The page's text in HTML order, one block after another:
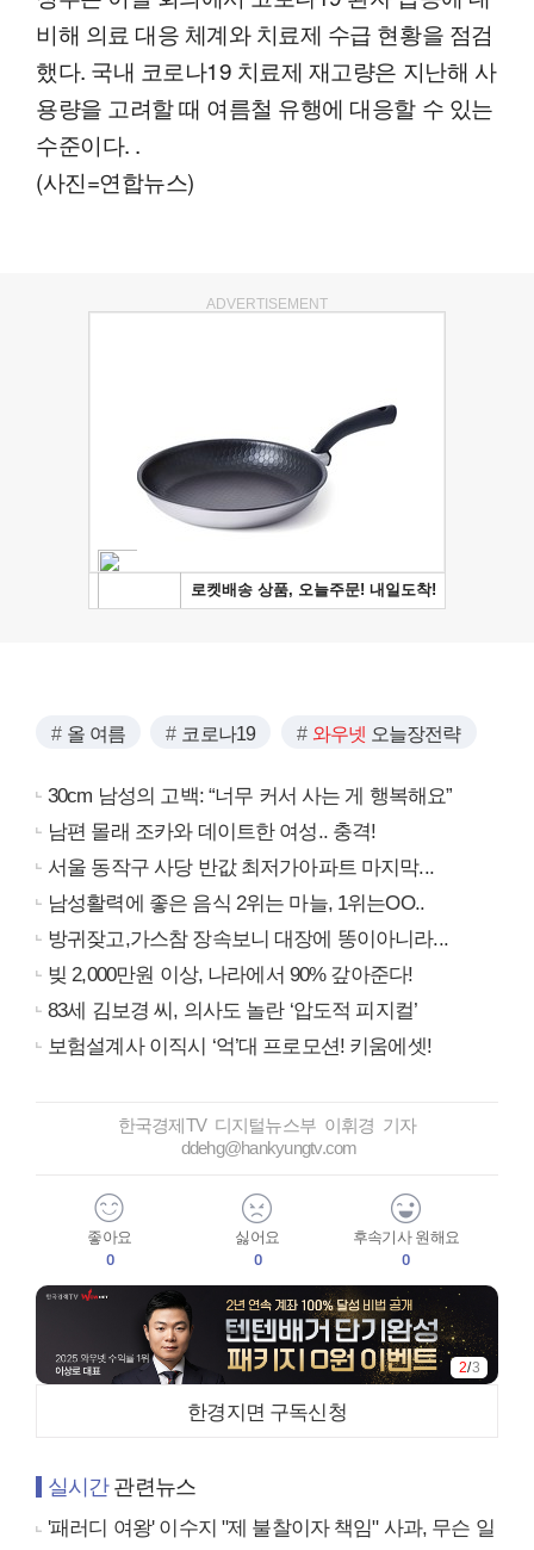
비해 의료 대응 체계와 치료제 수급 현황을 점검
했다. 국내 코로나19 치료제 재고량은 지난해 사
용량을 고려할 때 여름철 유행에 대응할 수 있는
수준이다. .
(사진=연합뉴스)
ADVERTISEMENT
올 여름 코로나19 와우넷 오늘장전략
30cm 남성의 고백: “너무 커서 사는 게 행복해요”
남편 몰래 조카와 데이트한 여성.. 충격!
서울 동작구 사당 반값 최저가아파트 마지막...
남성활력에 좋은 음식 2위는 마늘, 1위는OO..
방귀잦고,가스참 장속보니 대장에 똥이아니라...
빚 2,000만원 이상, 나라에서 90% 갚아준다!
83세 김보경 씨, 의사도 놀란 ‘압도적 피지컬’
보험설계사 이직시 ‘억’대 프로모션! 키움에셋!
한국경제TV 디지털뉴스부 이휘경 기자
ddehg@hankyungtv.com
좋아요
0
싫어요
0
후속기사 원해요
0
2/3
한경지면 구독신청
실시간관련뉴스
'패러디 여왕' 이수지 "제 불찰이자 책임" 사과, 무슨 일